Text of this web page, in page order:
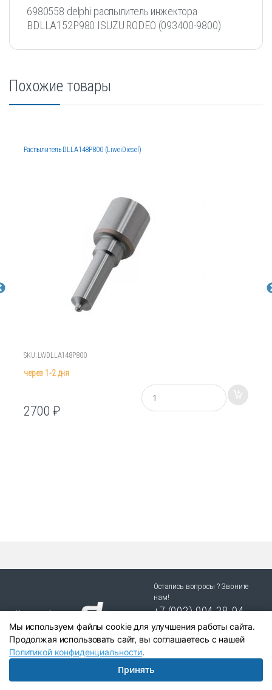
6980558 delphi распылитель инжектора
BDLLA152P980 ISUZU RODEO (093400-9800)
Похожие товары
Распылитель DLLA148P800 (LiweiDiesel)
SKU: LWDLLA148P800
через 1-2 дня
2700₽
К
о
Остались вопросы ? Звоните
нам!
+7 (903) 904 38-94
г. Новосибирск, ул. Степная
25/1 к.1
Мы используем файлы cookie для улучшения работы сайта.
Продолжая использовать сайт, вы соглашаетесь с нашей
Политикой конфиденциальности.
Принять
Написать в Telegram:+79039043894